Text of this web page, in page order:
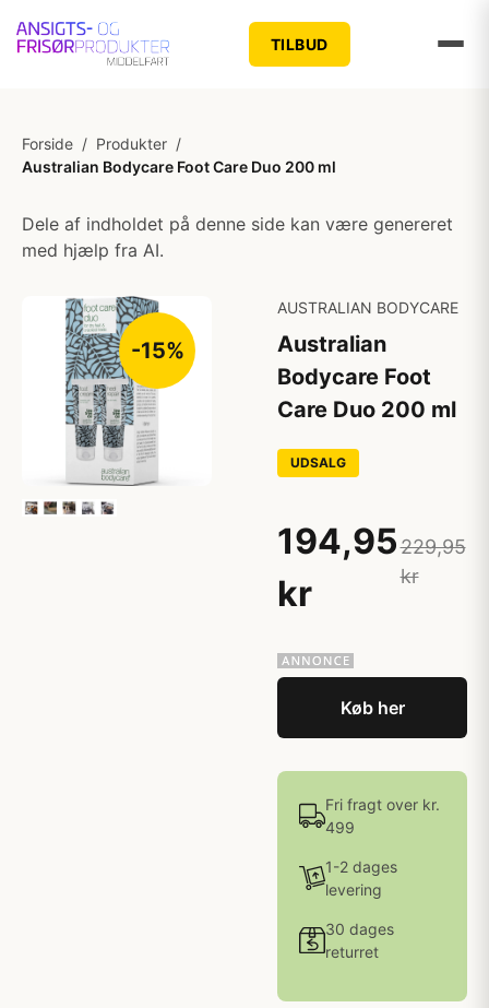
TILBUD
Forside / Produkter /
Australian Bodycare Foot Care Duo 200 ml
Dele af indholdet på denne side kan være genereret
med hjælp fra AI.
-15%
AUSTRALIAN BODYCARE
Australian
Bodycare Foot
Care Duo 200 ml
UDSALG
194,95
kr
229,95
kr
Køb her
Fri fragt over kr.
499
1-2 dages
levering
30 dages
returret